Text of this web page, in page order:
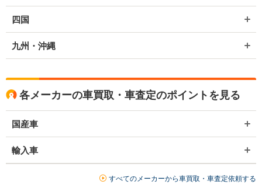
四国
九州・沖縄
各メーカーの車買取・車査定のポイントを見る
国産車
輸入車
すべてのメーカーから車買取・車査定依頼する